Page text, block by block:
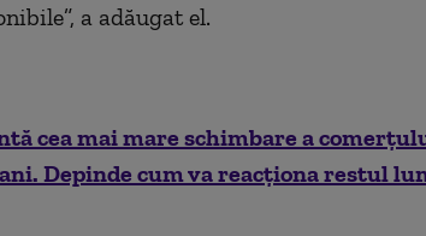
a adăugat el.
cea mai mare schimbare a
Depinde cum va reacționa restul